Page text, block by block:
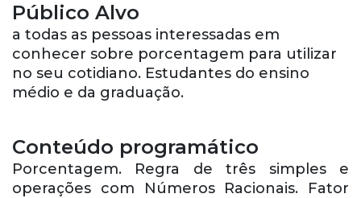
Público Alvo
a todas as pessoas interessadas em
conhecer sobre porcentagem para utilizar
no seu cotidiano. Estudantes do ensino
médio e da graduação.
Conteúdo programático
Porcentagem. Regra de três simples e
operações com Números Racionais. Fator